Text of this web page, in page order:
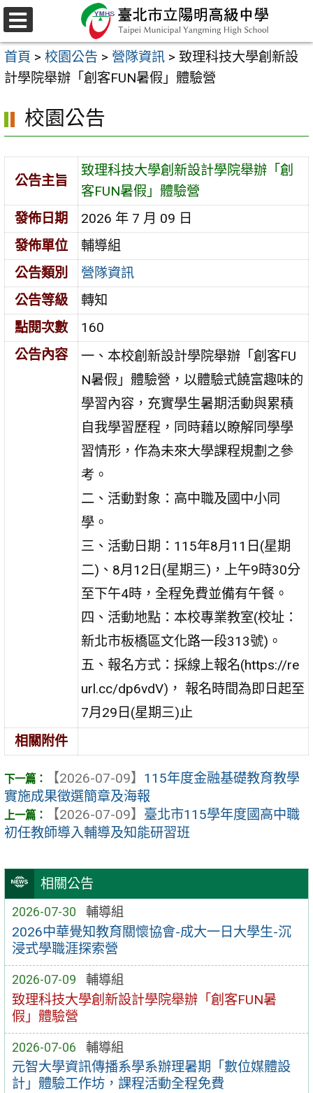
跳
至
主
要
容
區
選
單
首頁 > 校園公告 > 營隊資訊 > 致理科技大學創新設
計學院舉辦「創客FUN暑假」體驗營
相關公告
2026-07-30 輔導組
2026中華覺知教育關懷協會-成大一日大學生-沉
浸式學職涯探索營
2026-07-09 輔導組
致理科技大學創新設計學院舉辦「創客FUN暑
假」體驗營
2026-07-06 輔導組
元智大學資訊傳播系學系辦理暑期「數位媒體設
計」體驗工作坊，課程活動全程免費
校園公告
公告主旨
致理科技大學創新設計學院舉辦「創
客FUN暑假」體驗營
發佈日期
2026 年 7 月 09 日
發佈單位
輔導組
公告類別
營隊資訊
公告等級
轉知
點閱次數
160
公告內容
一、本校創新設計學院舉辦「創客FU
N暑假」體驗營，以體驗式饒富趣味的
學習內容，充實學生暑期活動與累積
自我學習歷程，同時藉以瞭解同學學
習情形，作為未來大學課程規劃之參
考。
二、活動對象：高中職及國中小同
學。
三、活動日期：115年8月11日(星期
二)、8月12日(星期三)，上午9時30分
至下午4時，全程免費並備有午餐。
四、活動地點：本校專業教室(校址：
新北市板橋區文化路一段313號)。
五、報名方式：採線上報名(https://re
url.cc/dp6vdV)， 報名時間為即日起至
7月29日(星期三)止
相關附件
【2026-07-09】 115年度金融基礎教育教學
實施成果徵選簡章及海報
【2026-07-09】 臺北市115學年度國高中職
初任教師導入輔導及知能研習班